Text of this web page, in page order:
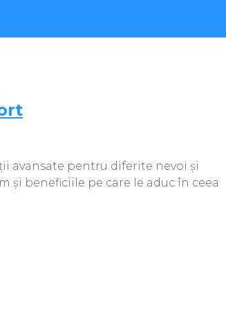
avansate pentru diferite nevoi și
și beneficiile pe care le aduc în ceea